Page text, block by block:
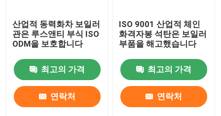
산업적 동력화차 보일러
관은 루스앤티 부식 ISO
ODM을 보호합니다
최고의 가격
연락처
ISO 9001 산업적 체인
화격자봉 석탄은 보일러
부품을 해고했습니다
최고의 가격
연락처